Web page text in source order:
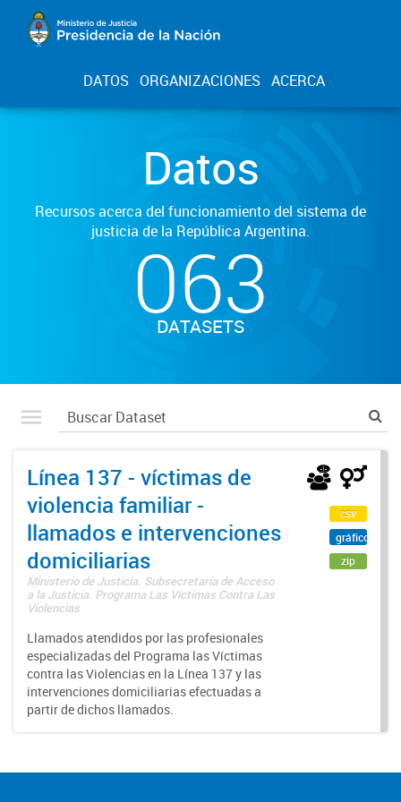
DATOS ORGANIZACIONES ACERCA
Datos
Recursos acerca del funcionamiento del sistema de
justicia de la República Argentina.
063
DATASETS
Línea 137 - víctimas de
violencia familiar -
llamados e intervenciones
domiciliarias
Ministerio de Justicia. Subsecretaría de Acceso
a la Justicia. Programa Las Víctimas Contra Las
Violencias
Llamados atendidos por las profesionales
especializadas del Programa las Víctimas
contra las Violencias en la Línea 137 y las
intervenciones domiciliarias efectuadas a
partir de dichos llamados.
csv
gráfico
zip